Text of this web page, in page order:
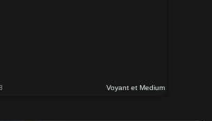
Voyant et Medium